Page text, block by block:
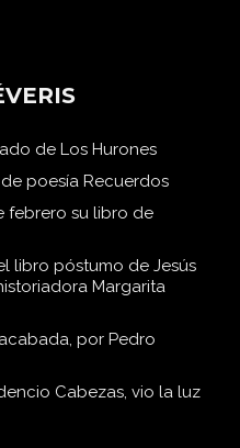
de Los Hurones
poesía Recuerdos
febrero su libro de
libro póstumo de Jesús
Margarita
por Pedro
Cabezas, vio la luz